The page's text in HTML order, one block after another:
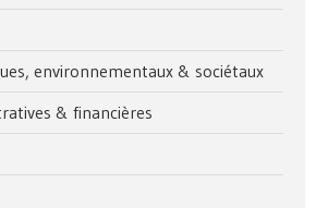
environnementaux & sociétaux
& financières